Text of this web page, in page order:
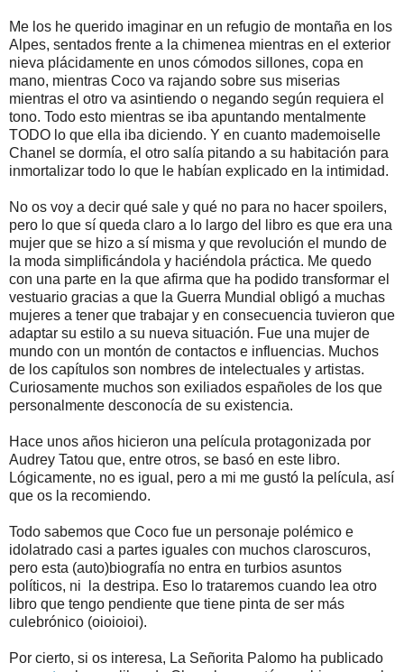
Me los he querido imaginar en un refugio de montaña en los
Alpes, sentados frente a la chimenea mientras en el exterior
nieva plácidamente en unos cómodos sillones, copa en
mano, mientras Coco va rajando sobre sus miserias
mientras el otro va asintiendo o negando según requiera el
tono. Todo esto mientras se iba apuntando mentalmente
TODO lo que ella iba diciendo. Y en cuanto mademoiselle
Chanel se dormía, el otro salía pitando a su habitación para
inmortalizar todo lo que le habían explicado en la intimidad.
No os voy a decir qué sale y qué no para no hacer spoilers,
pero lo que sí queda claro a lo largo del libro es que era una
mujer que se hizo a sí misma y que revolución el mundo de
la moda simplificándola y haciéndola práctica. Me quedo
con una parte en la que afirma que ha podido transformar el
vestuario gracias a que la Guerra Mundial obligó a muchas
mujeres a tener que trabajar y en consecuencia tuvieron que
adaptar su estilo a su nueva situación. Fue una mujer de
mundo con un montón de contactos e influencias. Muchos
de los capítulos son nombres de intelectuales y artistas.
Curiosamente muchos son exiliados españoles de los que
personalmente desconocía de su existencia.
Hace unos años hicieron una película protagonizada por
Audrey Tatou que, entre otros, se basó en este libro.
Lógicamente, no es igual, pero a mi me gustó la película, así
que os la recomiendo.
Todo sabemos que Coco fue un personaje polémico e
idolatrado casi a partes iguales con muchos claroscuros,
pero esta (auto)biografía no entra en turbios asuntos
políticos, ni la destripa. Eso lo trataremos cuando lea otro
libro que tengo pendiente que tiene pinta de ser más
culebrónico (oioioioi).
Por cierto, si os interesa, La Señorita Palomo ha publicado